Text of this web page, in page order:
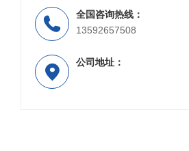
全国咨询热线：
13592657508
公司地址：